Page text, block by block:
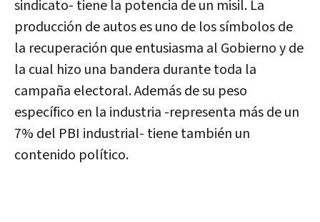
sindicato- tiene la potencia de un misil. La
producción de autos es uno de los símbolos de
la recuperación que entusiasma al Gobierno y de
la cual hizo una bandera durante toda la
campaña electoral. Además de su peso
específico en la industria -representa más de un
7% del PBI industrial- tiene también un
contenido político.